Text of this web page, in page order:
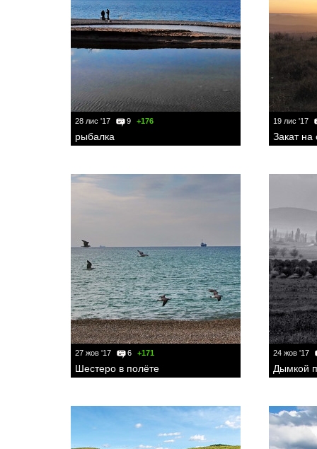
28 лис '17 9 +176
рыбалка
19 лис '17
Закат на
27 жов '17 6 +171
Шестеро в полёте
24 жов '17
Дымкой